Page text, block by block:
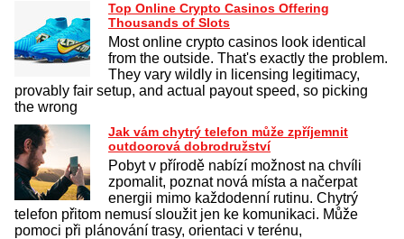
Top Online Crypto Casinos Offering
Thousands of Slots
Most online crypto casinos look identical
from the outside. That's exactly the problem.
They vary wildly in licensing legitimacy,
provably fair setup, and actual payout speed, so picking
the wrong
Jak vám chytrý telefon může zpříjemnit
outdoorová dobrodružství
Pobyt v přírodě nabízí možnost na chvíli
zpomalit, poznat nová místa a načerpat
energii mimo každodenní rutinu. Chytrý
telefon přitom nemusí sloužit jen ke komunikaci. Může
pomoci při plánování trasy, orientaci v terénu,